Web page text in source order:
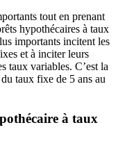
tout en prenant
hypothécaires à taux
importants incitent les
et à inciter leurs
taux variables. C’est la
taux fixe de 5 ans au
à taux